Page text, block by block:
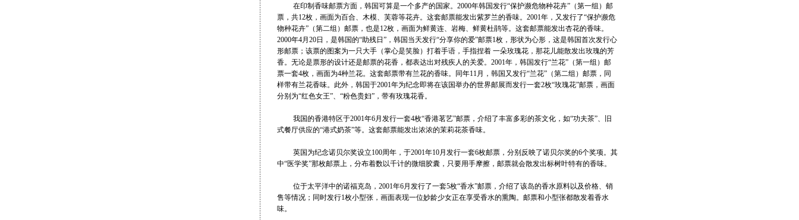
在印制香味邮票方面，韩国可算是一个多产的国家。2000年韩国发行“保护濒危物种花卉”（第一组）邮
票，共12枚，画面为百合、木模、芙蓉等花卉。这套邮票能发出紫罗兰的香味。2001年，又发行了“保护濒危
物种花卉”（第二组）邮票，也是12枚，画面为鲜黄连、岩梅、鲜黄杜鹃等。这套邮票能发出杏花的香味。
2000年4月20日，是韩国的“助残日”，韩国当天发行“分享你的爱”邮票1枚，形状为心形，这是韩国首次发行心
形邮票；该票的图案为一只大手（掌心是笑脸）打着手语，手指捏着 一朵玫瑰花，那花儿能散发出玫瑰的芳
香。无论是票形的设计还是邮票的花香，都表达出对残疾人的关爱。2001年，韩国发行“兰花”（第一组）邮
票一套4枚，画面为4种兰花。这套邮票带有兰花的香味。同年11月，韩国又发行“兰花”（第二组）邮票，同
样带有兰花香味。此外，韩国于2001年为纪念即将在该国举办的世界邮展而发行一套2枚“玫瑰花”邮票，画面
分别为“红色女王”、“粉色贵妇”，带有玫瑰花香。
我国的香港特区于2001年6月发行一套4枚“香港茗艺”邮票，介绍了丰富多彩的茶文化，如“功夫茶”、旧
式餐厅供应的“港式奶茶”等。这套邮票能发出浓浓的茉莉花茶香味。
英国为纪念诺贝尔奖设立100周年，于2001年10月发行一套6枚邮票，分别反映了诺贝尔奖的6个奖项。其
中“医学奖”那枚邮票上，分布着数以千计的微细胶囊，只要用手摩擦，邮票就会散发出标树叶特有的香味。
位于太平洋中的诺福克岛，2001年6月发行了一套5枚“香水”邮票，介绍了该岛的香水原料以及价格、销
售等情况；同时发行1枚小型张，画面表现一位妙龄少女正在享受香水的熏陶。邮票和小型张都散发着香水
味。